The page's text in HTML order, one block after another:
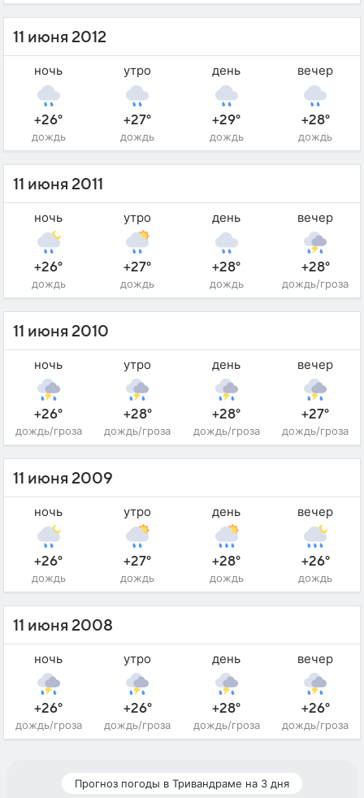
11 июня 2012
ночь
+26°
дождь
утро
+27°
дождь
день
+29°
дождь
вечер
+28°
дождь
11 июня 2011
ночь
+26°
дождь
утро
+27°
дождь
день
+28°
дождь
вечер
+28°
дождь/гроза
11 июня 2010
ночь
+26°
дождь/гроза
утро
+28°
дождь/гроза
день
+28°
дождь/гроза
вечер
+27°
дождь/гроза
11 июня 2009
ночь
+26°
дождь
утро
+27°
дождь
день
+28°
дождь
вечер
+26°
дождь
11 июня 2008
ночь
+26°
дождь/гроза
утро
+26°
дождь/гроза
день
+28°
дождь/гроза
вечер
+26°
дождь/гроза
Прогноз погоды в Тривандраме на 3 дня